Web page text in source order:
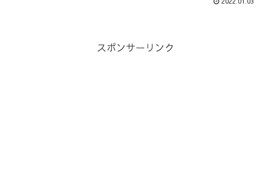
スポンサーリンク